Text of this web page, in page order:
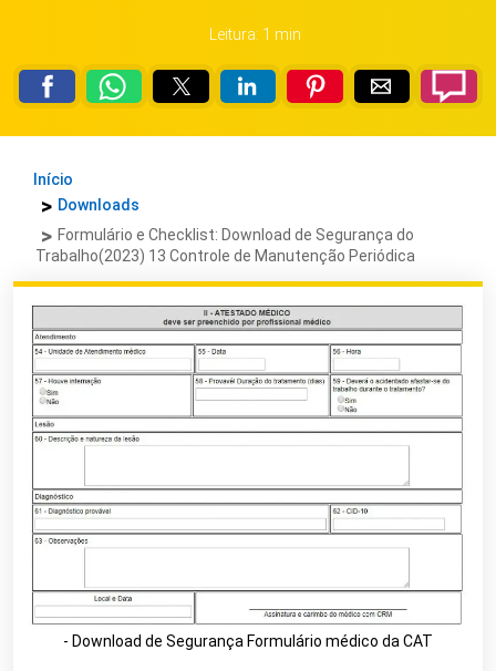
Leitura: 1 min
Início
Downloads
Formulário e Checklist: Download de Segurança do
Trabalho(2023) 13 Controle de Manutenção Periódica
- Download de Segurança Formulário médico da CAT